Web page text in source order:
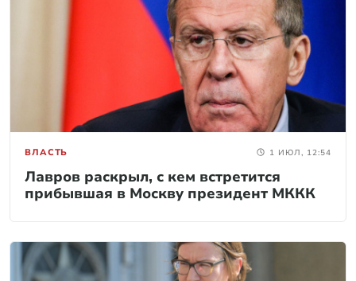
ВЛАСТЬ 1 ИЮЛ, 12:54
Лавров раскрыл, с кем встретится
прибывшая в Москву президент МККК